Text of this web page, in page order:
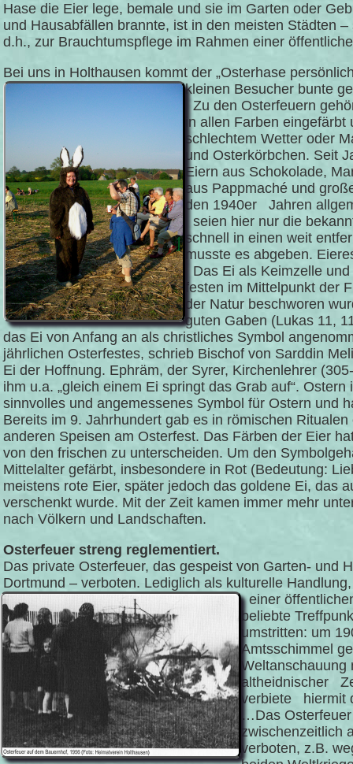
Hase die Eier lege, bemale und sie im Garten oder
und Hausabfällen brannte, ist in den meisten Städten
d.h., zur Brauchtumspflege im Rahmen einer
Bei uns in Holthausen kommt der „Osterhase
kleinen Besucher bunte
Zu den Osterfeuern
in allen Farben
schlechtem Wetter oder
und Osterkörbchen. Seit
Eiern aus Schokolade,
aus Pappmaché und
den 1940er Jahren
seien hier nur die
schnell in einen weit
musste es abgeben.
Das Ei als Keimzelle
festen im Mittelpunkt der
der Natur beschworen
guten Gaben (Lukas 11,
das Ei von Anfang an als christliches Symbol
jährlichen Osterfestes, schrieb Bischof von Sarddin
Ei der Hoffnung. Ephräm, der Syrer, Kirchenlehrer
ihm u.a. „gleich einem Ei springt das Grab auf“.
sinnvolles und angemessenes Symbol für Ostern und
Bereits im 9. Jahrhundert gab es in römischen
anderen Speisen am Osterfest. Das Färben der Eier
von den frischen zu unterscheiden. Um den
Mittelalter gefärbt, insbesondere in Rot (Bedeutung:
meistens rote Eier, später jedoch das goldene Ei, das
verschenkt wurde. Mit der Zeit kamen immer mehr
nach Völkern und Landschaften.
Osterfeuer streng reglementiert.
Das private Osterfeuer, das gespeist von Garten- und
Dortmund – verboten. Lediglich als kulturelle
einer
beliebte
umstritten: um
Amtsschimmel
altheidnischer
verbiete hiermit
…Das
zwischenzeitlich
verboten, z.B.